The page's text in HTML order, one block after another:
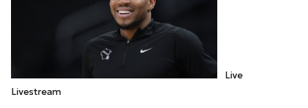
Live
Livestream